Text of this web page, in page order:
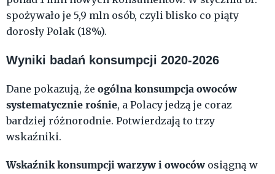
spożywało je 5,9 mln osób, czyli blisko co piąty
dorosły Polak (18%).
Wyniki badań konsumpcji 2020-2026
Dane pokazują, że ogólna konsumpcja owoców
systematycznie rośnie, a Polacy jedzą je coraz
bardziej różnorodnie. Potwierdzają to trzy
wskaźniki.
Wskaźnik konsumpcji warzyw i owoców osiągną w